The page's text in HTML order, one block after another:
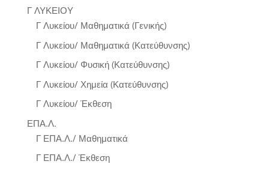
Γ ΛΥΚΕΙΟΥ
Γ Λυκείου/ Μαθηματικά (Γενικής)
Γ Λυκείου/ Μαθηματικά (Κατεύθυνσης)
Γ Λυκείου/ Φυσική (Κατεύθυνσης)
Γ Λυκείου/ Χημεία (Κατεύθυνσης)
Γ Λυκείου/ Έκθεση
ΕΠΑ.Λ.
Γ ΕΠΑ.Λ./ Μαθηματικά
Γ ΕΠΑ.Λ./ Έκθεση